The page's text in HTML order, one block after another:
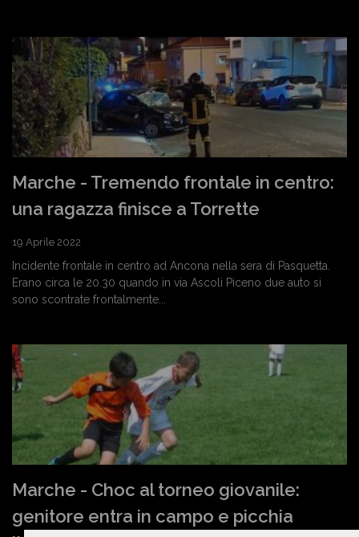
Marche - Tremendo frontale in centro:
una ragazza finisce a Torrette
19 Aprile 2022
Incidente frontale in centro ad Ancona nella sera di Pasquetta.
Erano circa le 20.30 quando in via Ascoli Piceno due auto si
sono scontrate frontalmente...
Marche - Choc al torneo giovanile:
genitore entra in campo e picchia